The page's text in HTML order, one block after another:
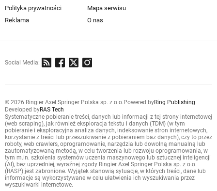
Polityka prywatności
Mapa serwisu
Reklama
O nas
Social Media:
© 2026 Ringier Axel Springer Polska sp. z o.o. Powered byRing Publishing
Developed byRAS Tech
Systematyczne pobieranie treści, danych lub informacji z tej strony internetowej
(web scraping), jak również eksploracja tekstu i danych (TDM) (w tym
pobieranie i eksploracyjna analiza danych, indeksowanie stron internetowych,
korzystanie z treści lub przeszukiwanie z pobieraniem baz danych), czy to przez
roboty, web crawlers, oprogramowanie, narzędzia lub dowolną manualną lub
zautomatyzowaną metodą, w celu tworzenia lub rozwoju oprogramowania, w
tym m.in. szkolenia systemów uczenia maszynowego lub sztucznej inteligencji
(AI), bez uprzedniej, wyraźnej zgody Ringier Axel Springer Polska sp. z o.o.
(RASP) jest zabronione. Wyjątek stanowią sytuacje, w których treści, dane lub
informacje są wykorzystywane w celu ułatwienia ich wyszukiwania przez
wyszukiwarki internetowe.